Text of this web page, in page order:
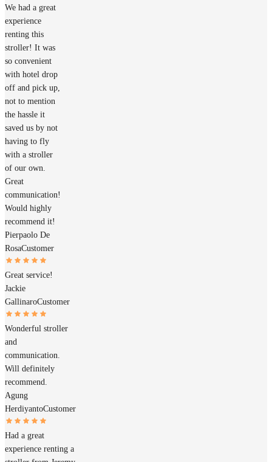
We had a great
experience
renting this
stroller! It was
so convenient
with hotel drop
off and pick up,
not to mention
the hassle it
saved us by not
having to fly
with a stroller
of our own.
Great
communication!
Would highly
recommend it!
Pierpaolo De
RosaCustomer
Great service!
Jackie
GallinaroCustomer
Wonderful stroller
and
communication.
Will definitely
recommend.
Agung
HerdiyantoCustomer
Had a great
experience renting a